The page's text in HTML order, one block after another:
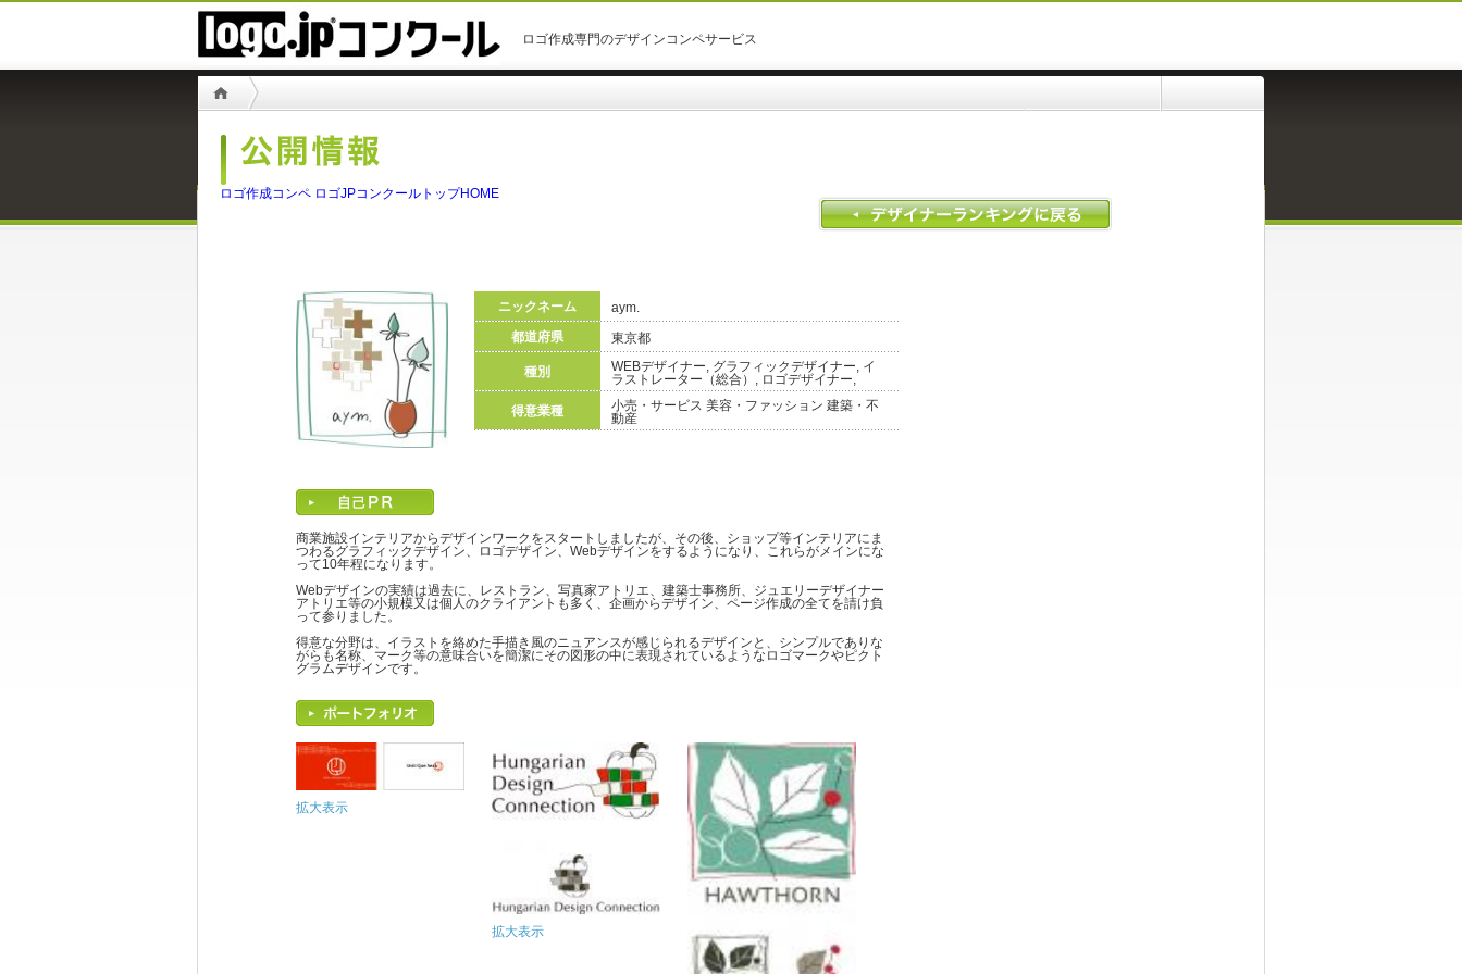
ロゴ作成専門のデザインコンペサービス
ロゴ作成コンペ ロゴJPコンクールトップHOME
ニックネーム
aym.
都道府県
東京都
種別
WEBデザイナー, グラフィックデザイナー, イ
ラストレーター（総合）, ロゴデザイナー,
得意業種
小売・サービス 美容・ファッション 建築・不
動産
商業施設インテリアからデザインワークをスタートしましたが、その後、ショップ等インテリアにま
つわるグラフィックデザイン、ロゴデザイン、Webデザインをするようになり、これらがメインにな
って10年程になります。
Webデザインの実績は過去に、レストラン、写真家アトリエ、建築士事務所、ジュエリーデザイナー
アトリエ等の小規模又は個人のクライアントも多く、企画からデザイン、ページ作成の全てを請け負
って参りました。
得意な分野は、イラストを絡めた手描き風のニュアンスが感じられるデザインと、シンプルでありな
がらも名称、マーク等の意味合いを簡潔にその図形の中に表現されているようなロゴマークやピクト
グラムデザインです。
拡大表示
拡大表示